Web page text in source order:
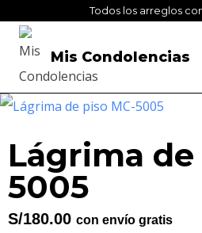
Todos los arreglos
Mis Condolencias
Lágrima de
5005
S/180.00 con envío gratis